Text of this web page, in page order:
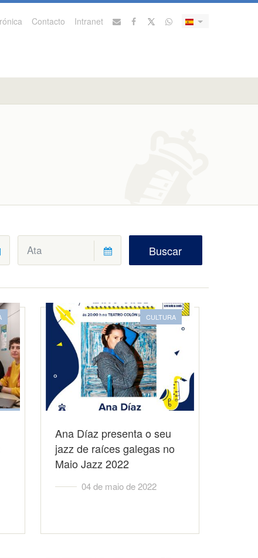
Contacto Intranet
Buscar
CULTURA
Ana Díaz presenta o seu
jazz de raíces galegas no
Maio Jazz 2022
04 de maio de 2022